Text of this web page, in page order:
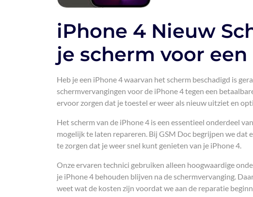
iPhone 4 Nieuw
je scherm voor
Heb je een iPhone 4 waarvan het scherm beschadigd is
schermvervangingen voor de iPhone 4 tegen een
ervoor zorgen dat je toestel er weer als nieuw uitziet en
Het scherm van de iPhone 4 is een essentieel onderdeel
mogelijk te laten repareren. Bij GSM Doc begrijpen we
te zorgen dat je weer snel kunt genieten van je iPhone 4.
Onze ervaren technici gebruiken alleen hoogwaardige
je iPhone 4 behouden blijven na de schermvervanging.
weet wat de kosten zijn voordat we aan de reparatie